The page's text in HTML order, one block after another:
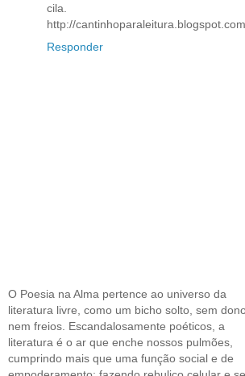
cila.
http://
Responder
O Poesia na Alma pertence ao universo da
literatura livre, como um bicho solto, sem
nem freios. Escandalosamente poéticos, a
literatura é o ar que enche nossos pulmões,
cumprindo mais que uma função social e de